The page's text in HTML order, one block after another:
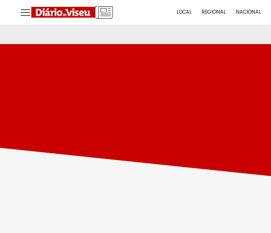
LOCAL REGIONAL NACIONAL